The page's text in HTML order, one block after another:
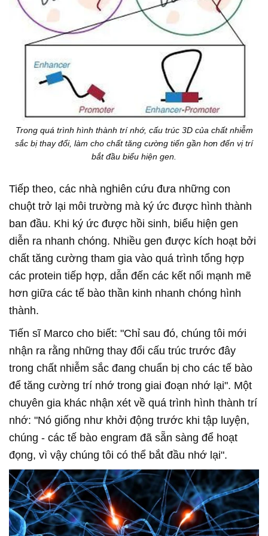
Trong quá trình hình thành trí nhớ, cấu trúc 3D của chất nhiễm
sắc bị thay đổi, làm cho chất tăng cường tiến gần hơn đến vị trí
bắt đầu biểu hiện gen.
Tiếp theo, các nhà nghiên cứu đưa những con
chuột trở lại môi trường mà ký ức được hình thành
ban đầu. Khi ký ức được hồi sinh, biểu hiện gen
diễn ra nhanh chóng. Nhiều gen được kích hoạt bởi
chất tăng cường tham gia vào quá trình tổng hợp
các protein tiếp hợp, dẫn đến các kết nối mạnh mẽ
hơn giữa các tế bào thần kinh nhanh chóng hình
thành.
Tiến sĩ Marco cho biết: "Chỉ sau đó, chúng tôi mới
nhận ra rằng những thay đổi cấu trúc trước đây
trong chất nhiễm sắc đang chuẩn bị cho các tế bào
để tăng cường trí nhớ trong giai đoạn nhớ lại". Một
chuyên gia khác nhận xét về quá trình hình thành trí
nhớ: "Nó giống như khởi động trước khi tập luyện,
chúng - các tế bào engram đã sẵn sàng để hoạt
đọng, vì vậy chúng tôi có thể bắt đầu nhớ lại".